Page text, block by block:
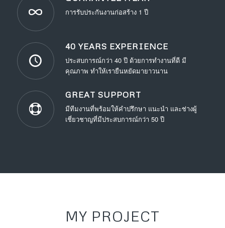
การรับประกันงานก่อสร้าง 1 ปี
40 YEARS EXPERIENCE
ประสบการณ์กว่า 40 ปี ด้วยการทำงานที่ดี มี
คุณภาพ ทำให้เรายืนหยัดมายาวนาน
GREAT SUPPORT
มีทีมงานที่พร้อมให้คำปรึกษา แนะนำ และช่างผู้
เชี่ยวชาญที่มีประสบการณ์กว่า 50 ปี
MY PROJECT